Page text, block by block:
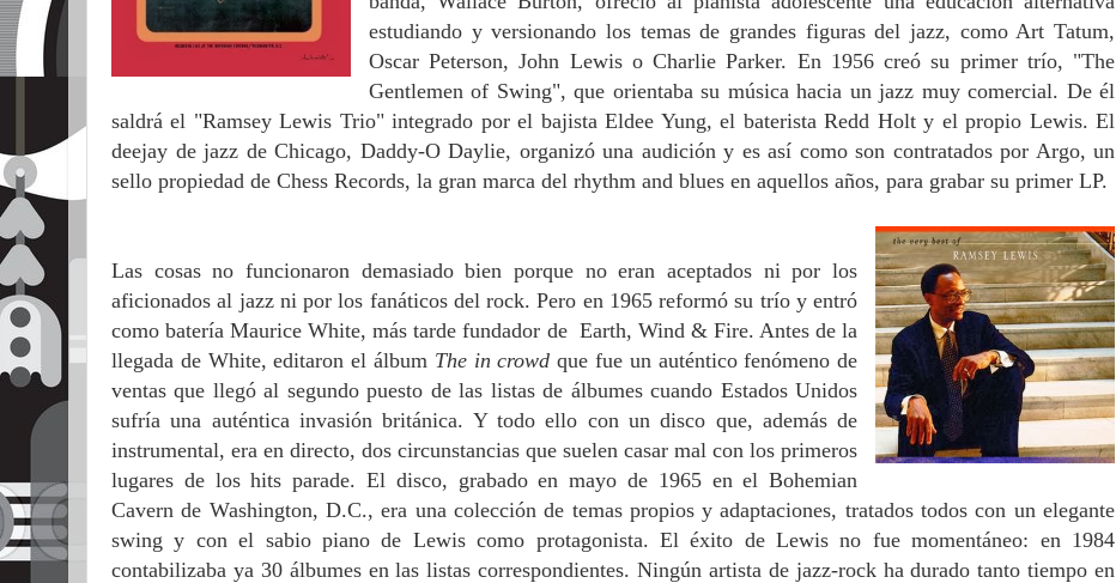
estudiando y versionando los temas de grandes figuras del jazz, como Art Tatum,
Oscar Peterson, John Lewis o Charlie Parker. En 1956 creó su primer trío, "The
Gentlemen of Swing", que orientaba su música hacia un jazz muy comercial. De él
saldrá el "Ramsey Lewis Trio" integrado por el bajista Eldee Yung, el baterista Redd Holt y el propio Lewis. El
deejay de jazz de Chicago, Daddy-O Daylie, organizó una audición y es así como son contratados por Argo, un
sello propiedad de Chess Records, la gran marca del rhythm and blues en aquellos años, para grabar su primer LP.
Las cosas no funcionaron demasiado bien porque no eran aceptados ni por los
aficionados al jazz ni por los fanáticos del rock. Pero en 1965 reformó su trío y entró
como batería Maurice White, más tarde fundador de Earth, Wind & Fire. Antes de la
llegada de White, editaron el álbum The in crowdque fue un auténtico fenómeno de
ventas que llegó al segundo puesto de las listas de álbumes cuando Estados Unidos
sufría una auténtica invasión británica. Y todo ello con un disco que, además de
instrumental, era en directo, dos circunstancias que suelen casar mal con los primeros
lugares de los hits parade. El disco, grabado en mayo de 1965 en el Bohemian
Cavern de Washington, D.C., era una colección de temas propios y adaptaciones, tratados todos con un elegante
swing y con el sabio piano de Lewis como protagonista. El éxito de Lewis no fue momentáneo: en 1984
contabilizaba ya 30 álbumes en las listas correspondientes. Ningún artista de jazz-rock ha durado tanto tiempo en